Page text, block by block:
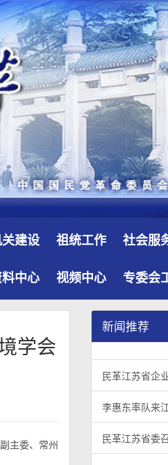
建设 祖统工作 社会服
中心 视频中心 专委会
学会
主委、常州
新闻推荐
民革江苏
1/3 李惠东
2/3 民革江苏
3/3
民革江苏省企
李惠东率队来
民革江苏省委